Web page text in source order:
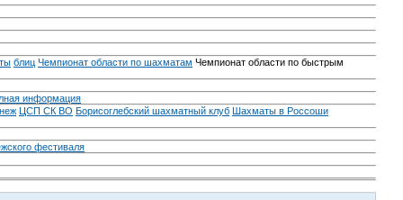
блиц Чемпионат области по шахматам Чемпионат области по быстрым
информация
ЦСП СК ВО Борисоглебский шахматный клуб Шахматы в Россоши
фестиваля